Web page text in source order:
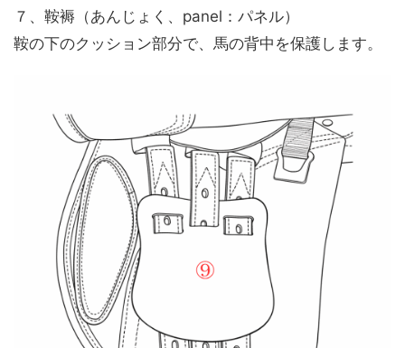
７、鞍褥（あんじょく、panel：パネル）
鞍の下のクッション部分で、馬の背中を保護します。